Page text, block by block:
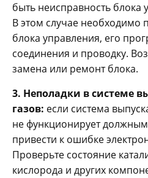
быть неисправность блока
В этом случае необходимо
блока управления, его
соединения и проводку.
замена или ремонт блока.
3. Неполадки в системе
газов: если система
не функционирует
привести к ошибке
Проверьте состояние
кислорода и других